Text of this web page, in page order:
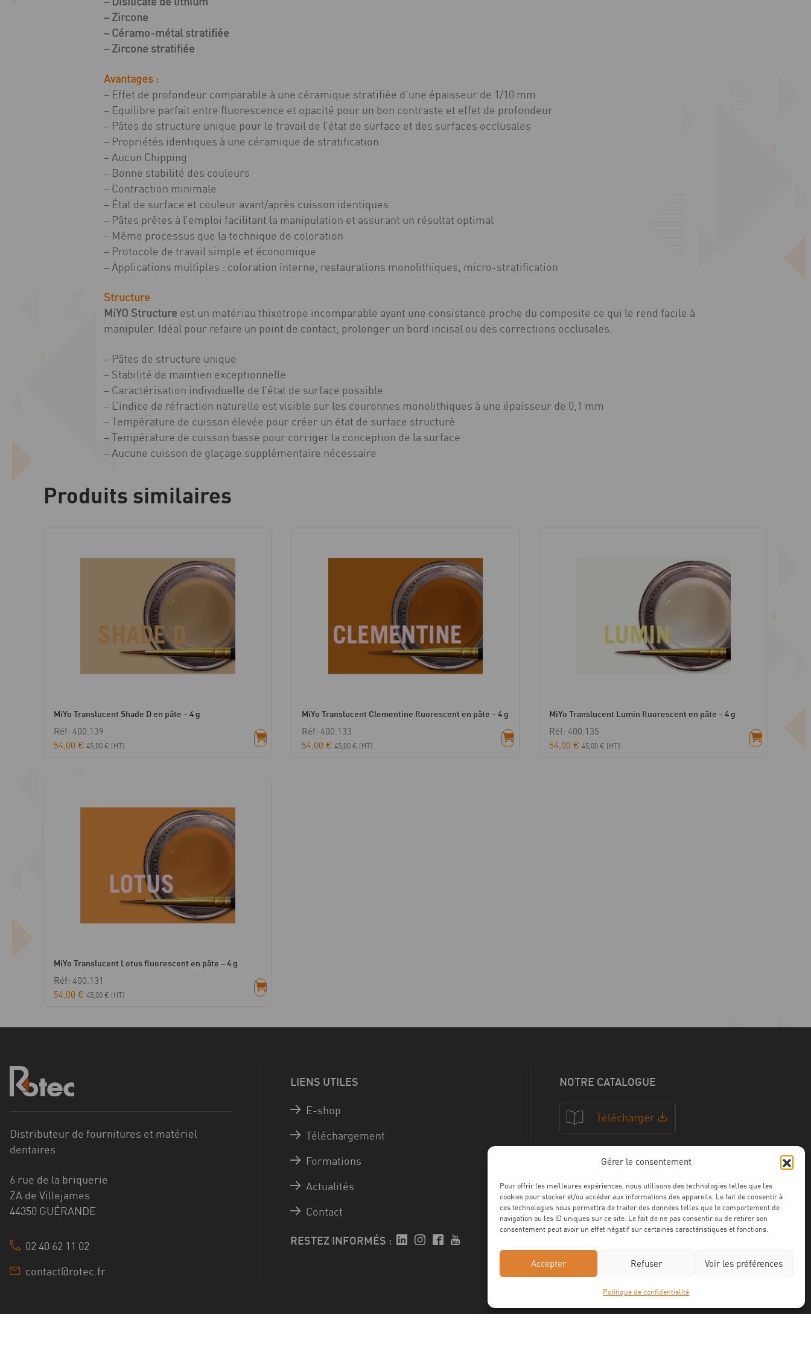
Gérer le consentement
Pour offrir les meilleures expériences, nous utilisons des technologies telles que les
cookies pour stocker et/ou accéder aux informations des appareils. Le fait de consentir à
ces technologies nous permettra de traiter des données telles que le comportement de
navigation ou les ID uniques sur ce site. Le fait de ne pas consentir ou de retirer son
consentement peut avoir un effet négatif sur certaines caractéristiques et fonctions.
Accepter Refuser Voir les préférences
Politique de confidentialité
– Zircone
– Céramo-métal stratifiée
– Zircone stratifiée
Avantages :
– Effet de profondeur comparable à une céramique stratifiée d’une épaisseur de 1/10 mm
– Equilibre parfait entre fluorescence et opacité pour un bon contraste et effet de profondeur
– Pâtes de structure unique pour le travail de l’état de surface et des surfaces occlusales
– Propriétés identiques à une céramique de stratification
– Aucun Chipping
– Bonne stabilité des couleurs
– Contraction minimale
– État de surface et couleur avant/après cuisson identiques
– Pâtes prêtes à l’emploi facilitant la manipulation et assurant un résultat optimal
– Même processus que la technique de coloration
– Protocole de travail simple et économique
– Applications multiples : coloration interne, restaurations monolithiques, micro-stratification
Structure
MiYO Structure est un matériau thixotrope incomparable ayant une consistance proche du composite ce qui le rend facile à
manipuler. Idéal pour refaire un point de contact, prolonger un bord incisal ou des corrections occlusales.
– Pâtes de structure unique
– Stabilité de maintien exceptionnelle
– Caractérisation individuelle de l’état de surface possible
– L’indice de réfraction naturelle est visible sur les couronnes monolithiques à une épaisseur de 0,1 mm
– Température de cuisson élevée pour créer un état de surface structuré
– Température de cuisson basse pour corriger la conception de la surface
– Aucune cuisson de glaçage supplémentaire nécessaire
Produits similaires
MiYo Translucent Shade D en pâte – 4 g
Réf: 400.139
54,00 € 45,00 € (HT)
MiYo Translucent Clementine fluorescent en pâte – 4 g
Réf: 400.133
54,00 € 45,00 € (HT)
MiYo Translucent Lumin fluorescent en pâte – 4 g
Réf: 400.135
54,00€ 45,00€ (HT)
MiYo Translucent Lotus fluorescent en pâte – 4 g
Réf: 400.131
54,00 € 45,00 € (HT)
Distributeur de fournitures et matériel
dentaires
6 rue de la briquerie
ZA de Villejames
44350 GUÉRANDE
02 40 62 11 02
contact@rotec.fr
LIENS UTILES
E-shop
Téléchargement
Formations
Actualités
Contact
RESTEZ INFORMÉS :
NOTRE CATALOGUE
Télécharger
NOS CERTFICATIONS